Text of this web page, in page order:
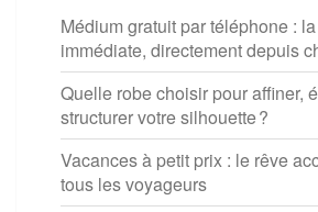
Médium gratuit par téléphone :
immédiate, directement depuis
Quelle robe choisir pour affiner,
structurer votre silhouette ?
Vacances à petit prix : le rêve
tous les voyageurs